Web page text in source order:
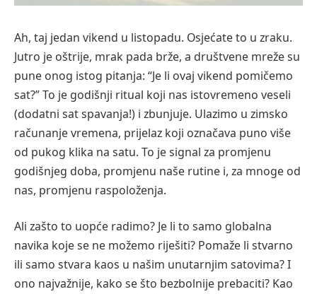
Ah, taj jedan vikend u listopadu. Osjećate to u zraku.
Jutro je oštrije, mrak pada brže, a društvene mreže su
pune onog istog pitanja: “Je li ovaj vikend pomičemo
sat?” To je godišnji ritual koji nas istovremeno veseli
(dodatni sat spavanja!) i zbunjuje. Ulazimo u zimsko
računanje vremena, prijelaz koji označava puno više
od pukog klika na satu. To je signal za promjenu
godišnjeg doba, promjenu naše rutine i, za mnoge od
nas, promjenu raspoloženja.
Ali zašto to uopće radimo? Je li to samo globalna
navika koje se ne možemo riješiti? Pomaže li stvarno
ili samo stvara kaos u našim unutarnjim satovima? I
ono najvažnije, kako se što bezbolnije prebaciti? Kao